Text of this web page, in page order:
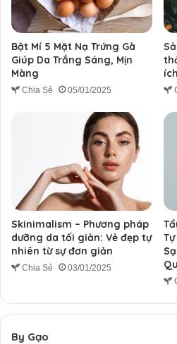
Bật Mí 5 Mặt Nạ Trứng Gà
Giúp Da Trắng Sáng, Mịn
Màng
Chia Sẻ 05/01/2025
ích
Skinimalism – Phương pháp
dưỡng da tối giản: Vẻ đẹp tự
nhiên từ sự đơn giản
Chia Sẻ 03/01/2025
By Gạo